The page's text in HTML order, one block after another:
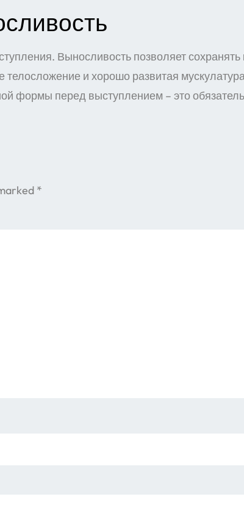
Выносливость позволяет
и хорошо развитая
формы перед выступлением – это
*